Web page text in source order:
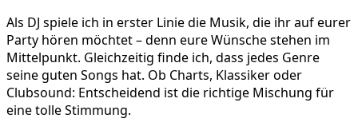
Als DJ spiele ich in erster Linie die Musik, die ihr auf eurer
Party hören möchtet – denn eure Wünsche stehen im
Mittelpunkt. Gleichzeitig finde ich, dass jedes Genre
seine guten Songs hat. Ob Charts, Klassiker oder
Clubsound: Entscheidend ist die richtige Mischung für
eine tolle Stimmung.